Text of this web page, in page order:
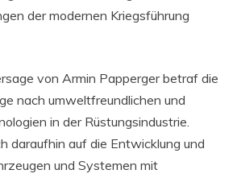
der modernen Kriegsführung
von Armin Papperger betraf die
nach umweltfreundlichen und
in der Rüstungsindustrie.
daraufhin auf die Entwicklung und
und Systemen mit